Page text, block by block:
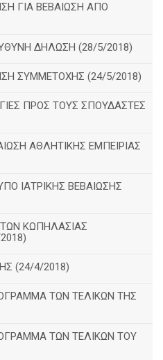
ΓΙΑ ΒΕΒΑΙΩΣΗ ΑΠΟ
ΔΗΛΩΣΗ (28/5/2018)
ΣΥΜΜΕΤΟΧΗΣ (24/5/2018)
ΠΡΟΣ ΤΟΥΣ ΣΠΟΥΔΑΣΤΕΣ
ΑΘΛΗΤΙΚΗΣ ΕΜΠΕΙΡΙΑΣ
ΙΑΤΡΙΚΗΣ ΒΕΒΑΙΩΣΗΣ
ΚΩΠΗΛΑΣΙΑΣ
(24/4/2018)
ΤΩΝ ΤΕΛΙΚΩΝ ΤΗΣ
ΤΩΝ ΤΕΛΙΚΩΝ ΤΟΥ